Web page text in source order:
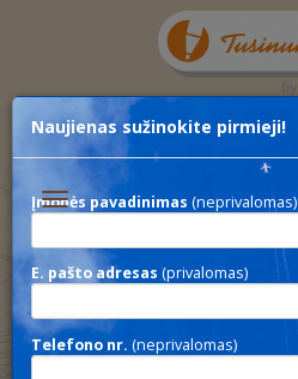
Toggle
LUZERN /Swiss Peak
Naujienas sužinokite pirmieji!
Įmonės pavadinimas (neprivalomas)
E. pašto adresas (privalomas)
Telefono nr. (neprivalomas)